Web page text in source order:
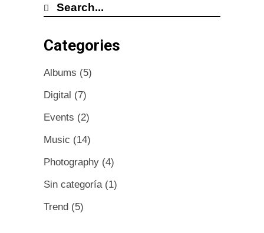
Categories
Albums (5)
Digital (7)
Events (2)
Music (14)
Photography (4)
Sin categoría(1)
Trend (5)